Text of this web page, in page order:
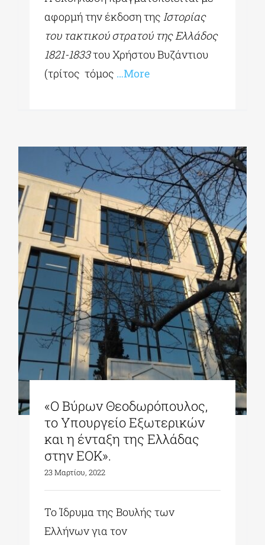
αφορμή την έκδοση τηςΙστορίας
του τακτικού στρατού της Ελλάδος
1821-1833του Χρήστου Βυζάντιου
(τρίτος τόμος …More
«Ο Βύρων Θεοδωρόπουλος,
το Υπουργείο Εξωτερικών
και η ένταξη της Ελλάδας
στην ΕΟΚ».
23 Μαρτίου, 2022
Το Ίδρυμα της Βουλής των
Ελλήνων για τον